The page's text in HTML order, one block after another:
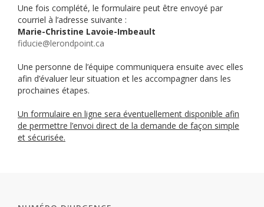
Une fois complété, le formulaire peut être envoyé par
courriel à l’adresse suivante :
Marie-Christine Lavoie-Imbeault
fiducie@lerondpoint.ca
Une personne de l’équipe communiquera ensuite avec elles
afin d’évaluer leur situation et les accompagner dans les
prochaines étapes.
Un formulaire en ligne sera éventuellement disponible afin
de permettre l’envoi direct de la demande de façon simple
et sécurisée.